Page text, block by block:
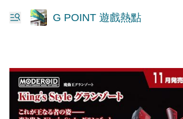
G POINT 遊戲熱點